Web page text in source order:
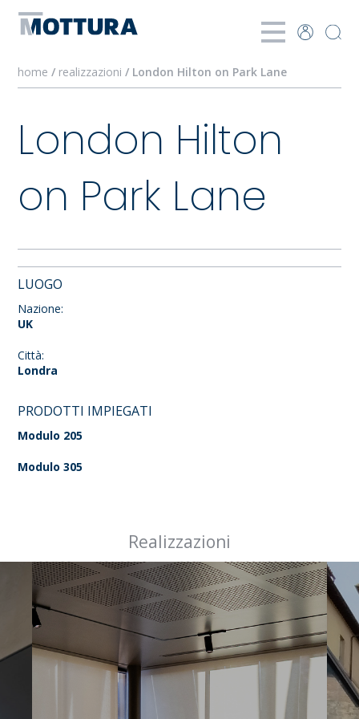
home / realizzazioni / London Hilton on Park Lane
London Hilton
on Park Lane
LUOGO
Nazione:
UK
Città:
Londra
PRODOTTI IMPIEGATI
Modulo 205
Modulo 305
Realizzazioni